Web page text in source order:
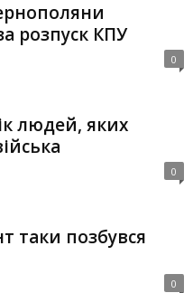
розпуск КПУ
0
людей, яких
0
таки позбувся
0